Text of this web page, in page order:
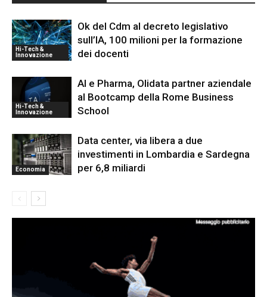
Hi-Tech &
Innovazione
Ok del Cdm al decreto legislativo
sull’IA, 100 milioni per la formazione
dei docenti
Hi-Tech &
Innovazione
AI e Pharma, Olidata partner aziendale
al Bootcamp della Rome Business
School
Economia
Data center, via libera a due
investimenti in Lombardia e Sardegna
per 6,8 miliardi